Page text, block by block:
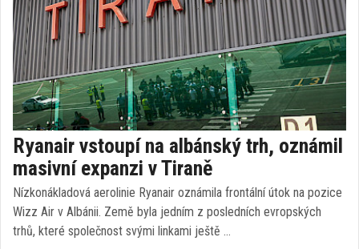
Ryanair vstoupí na albánský trh, oznámil
masivní expanzi v Tiraně
Nízkonákladová aerolinie Ryanair oznámila frontální útok na pozice
Wizz Air v Albánii. Země byla jedním z posledních evropských
trhů, které společnost svými linkami ještě …